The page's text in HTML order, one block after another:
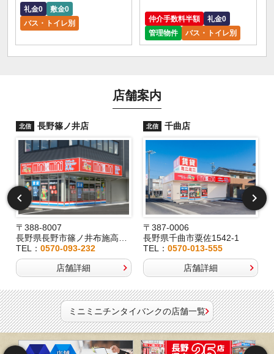
礼金0
敷金0
バス・トイレ別
仲介手数料半額
礼金0
管理物件
バス・トイレ別
店舗案内
北信 長野篠ノ井店
〒388-8007
長野県長野市篠ノ井布施高田407-8
TEL：0570-093-232
店舗詳細
北信 千曲店
〒387-0006
長野県千曲市粟佐1542-1
TEL： 0570-013-555
店舗詳細
ミニミニチンタイバンクの店舗一覧